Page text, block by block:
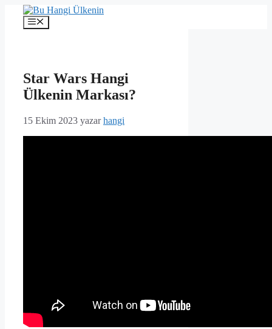
İçeriğe
Menü
Star Wars Hangi
Ülkenin Markası?
15 Ekim 2023 yazarhangi